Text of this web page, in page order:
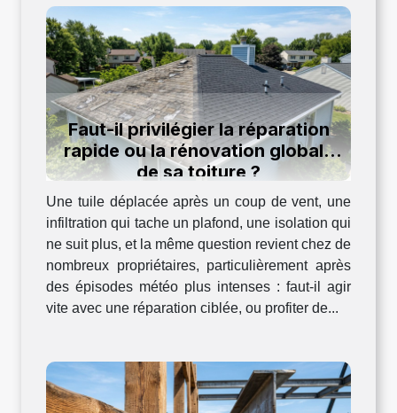
Faut-il privilégier la réparation
rapide ou la rénovation globale
de sa toiture ?
Une tuile déplacée après un coup de vent, une
infiltration qui tache un plafond, une isolation qui
ne suit plus, et la même question revient chez de
nombreux propriétaires, particulièrement après
des épisodes météo plus intenses : faut-il agir
vite avec une réparation ciblée, ou profiter de...